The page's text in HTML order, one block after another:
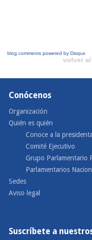
blog comments powered by Disqus
volver
Conócenos
Organización
Quién es quién
Conoce a la
Comité Ejecutivo
Grupo Parlamentario
Parlamentarios
Sedes
Aviso legal
Suscríbete a